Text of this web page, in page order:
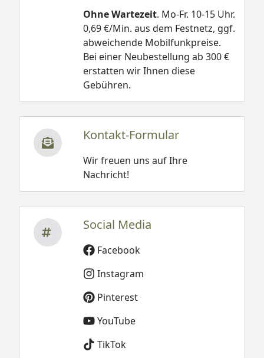
Ohne Wartezeit. Mo-Fr. 10-15 Uhr.
0,69 €/Min. aus dem Festnetz, ggf.
abweichende Mobilfunkpreise.
Bei einer Neubestellung ab 300 €
erstatten wir Ihnen diese
Gebühren.
Kontakt-Formular
Wir freuen uns auf Ihre
Nachricht!
Social Media
Facebook
Instagram
Pinterest
YouTube
TikTok